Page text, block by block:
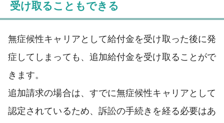
受け取ることもできる
無症候性キャリアとして給付金を受け取った後に発
症してしまっても、追加給付金を受け取ることがで
きます。
追加請求の場合は、すでに無症候性キャリアとして
認定されているため、訴訟の手続きを経る必要はあ